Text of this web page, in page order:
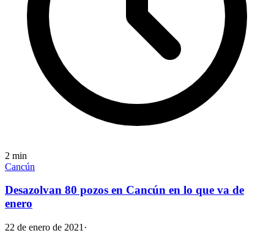
2 min
Cancún
Desazolvan 80 pozos en Cancún en lo que va de
enero
22 de enero de 2021 ·